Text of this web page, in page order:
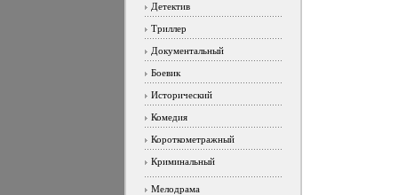
Детектив
Триллер
Документальный
Боевик
Исторический
Комедия
Короткометражный
Криминальный
Мелодрама